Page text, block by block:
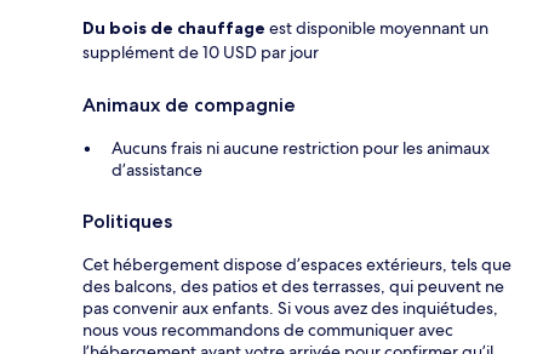
Du bois de chauffage est disponible moyennant un
supplément de 10 USD par jour
Animaux de compagnie
Aucuns frais ni aucune restriction pour les animaux
d’assistance
Politiques
Cet hébergement dispose d’espaces extérieurs, tels que
des balcons, des patios et des terrasses, qui peuvent ne
pas convenir aux enfants. Si vous avez des inquiétudes,
nous vous recommandons de communiquer avec